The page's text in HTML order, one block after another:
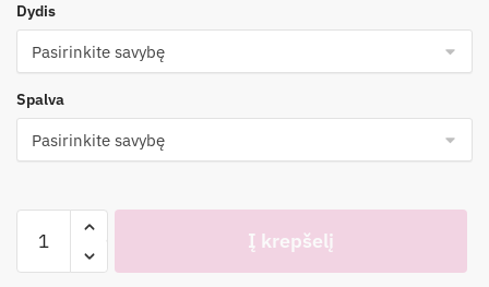
38,00 €.27,00 €.
Dydis
Spalva
kiekis:
Išskirtinio
Į krepšelį